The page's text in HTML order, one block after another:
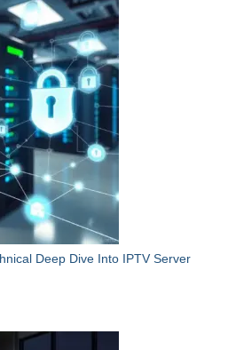
Deep Dive Into IPTV Server